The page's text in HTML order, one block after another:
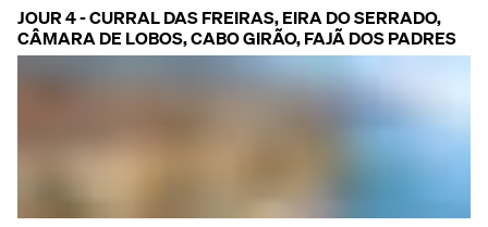
JOUR 4 - CURRAL DAS FREIRAS, EIRA DO SERRADO,
CÂMARA DE LOBOS, CABO GIRÃO, FAJÃ DOS PADRES